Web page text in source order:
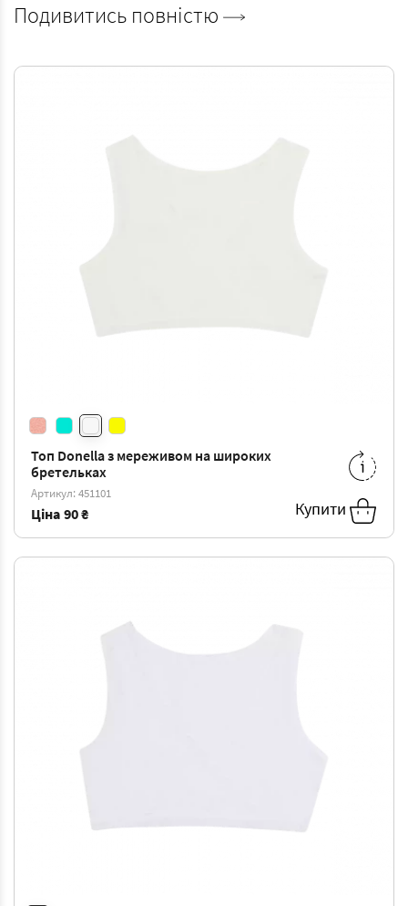
Подивитись повністю
Топ Donella з мереживом на широких
бретельках
Артикул: 451101
Ціна 90 ₴ Купити
4/5